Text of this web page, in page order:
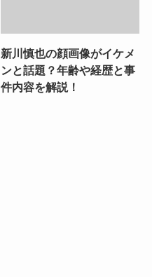
新川慎也の顔画像がイケメ
ンと話題？年齢や経歴と事
件内容を解説！